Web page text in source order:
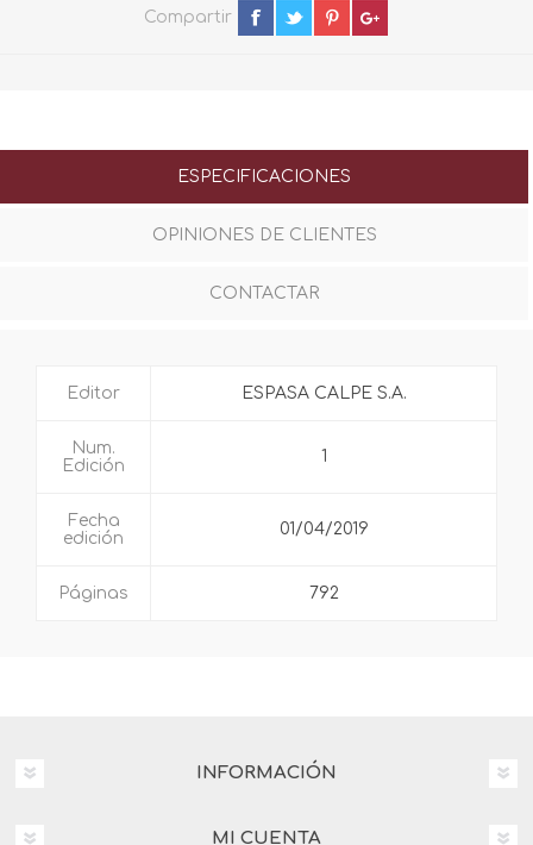
Compartir
ESPECIFICACIONES
OPINIONES DE CLIENTES
CONTACTAR
Editor ESPASA CALPE S.A.
Num.
Edición
1
Fecha
edición
01/04/2019
Páginas 792
INFORMACIÓN
MI CUENTA